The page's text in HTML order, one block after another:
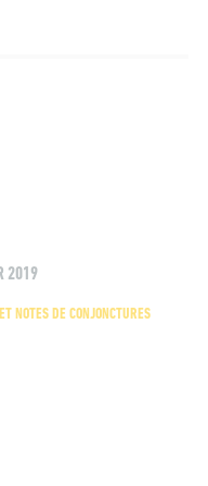
2019
NOTES DE CONJONCTURES